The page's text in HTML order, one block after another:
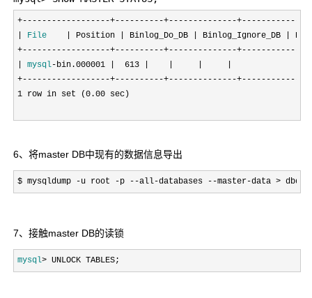
+------------------+----------+--------------
File
| Position | Binlog_Do_DB | Binlog_Ignore_DB |
+------------------+----------+--------------
mysql-bin.000001 |  613 |    |     |     |
+------------------+----------+--------------
1 row in set (0.00 sec)
6、将master DB中现有的数据信息导出
$ mysqldump -u root -p --all-databases --master-data >
7、接触master DB的读锁
mysql> UNLOCK TABLES;